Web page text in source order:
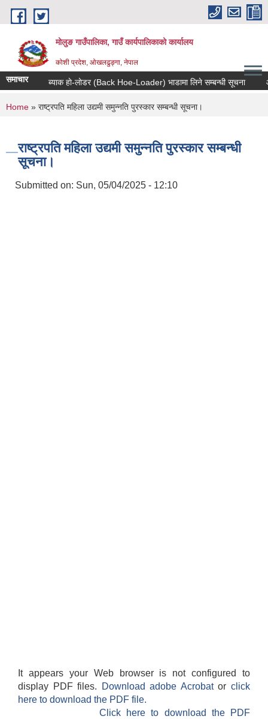
Skip to main content
मोलुङ गाउँपालिका, गाउँ कार्यपालिकाको कार्यालय
कोशी प्रदेश, ओखलढुङ्गा, नेपाल
समाचार ब्याक हाे-लाेडर (Back Hoe-Loader) भाडामा लिने सम्बन्धी सूचना
You are here
Home » राष्ट्रपति महिला उद्यमी समुन्नति पुरस्कार सम्बन्धी सूचना।
राष्ट्रपति महिला उद्यमी समुन्नति पुरस्कार सम्बन्धी
सूचना।
Submitted on: Sun, 05/04/2025 - 12:10
It appears your Web browser is not configured to
display PDF files.
Download adobe Acrobatorclick
here to download the PDF file.
Click here to download the PDF